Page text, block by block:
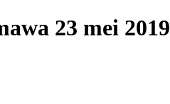
23 mei 2019